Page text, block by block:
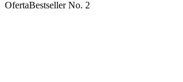
OfertaBestseller No. 2